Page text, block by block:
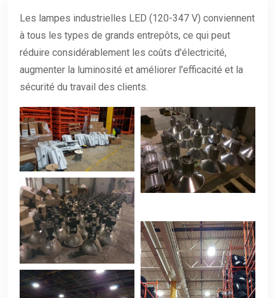
Les lampes industrielles LED (120-347 V) conviennent
à tous les types de grands entrepôts, ce qui peut
réduire considérablement les coûts d'électricité,
augmenter la luminosité et améliorer l'efficacité et la
sécurité du travail des clients.